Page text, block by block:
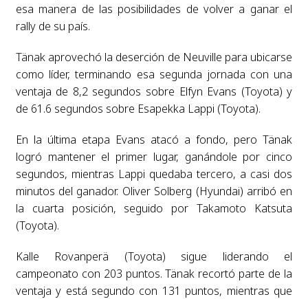
esa manera de las posibilidades de volver a ganar el
rally de su país.
Tänak aprovechó la deserción de Neuville para ubicarse
como líder, terminando esa segunda jornada con una
ventaja de 8,2 segundos sobre Elfyn Evans (Toyota) y
de 61.6 segundos sobre Esapekka Lappi (Toyota).
En la última etapa Evans atacó a fondo, pero Tänak
logró mantener el primer lugar, ganándole por cinco
segundos, mientras Lappi quedaba tercero, a casi dos
minutos del ganador. Oliver Solberg (Hyundai) arribó en
la cuarta posición, seguido por Takamoto Katsuta
(Toyota).
Kalle Rovanperä (Toyota) sigue liderando el
campeonato con 203 puntos. Tänak recortó parte de la
ventaja y está segundo con 131 puntos, mientras que